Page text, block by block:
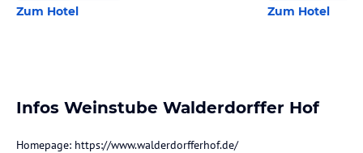
Zum Hotel Zum Hotel
Infos Weinstube Walderdorffer Hof
Homepage: https://www.walderdorfferhof.de/